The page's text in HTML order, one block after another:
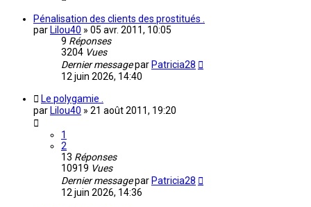
Pénalisation des clients des prostitués .
par Lilou40 » 05 avr. 2011, 10:05
9 Réponses
3204 Vues
Dernier messagepar Patricia28
12 juin 2026, 14:40
Le polygamie .
par Lilou40 » 21 août 2011, 19:20
1
2
13 Réponses
10919 Vues
Dernier messagepar Patricia28
12 juin 2026, 14:36